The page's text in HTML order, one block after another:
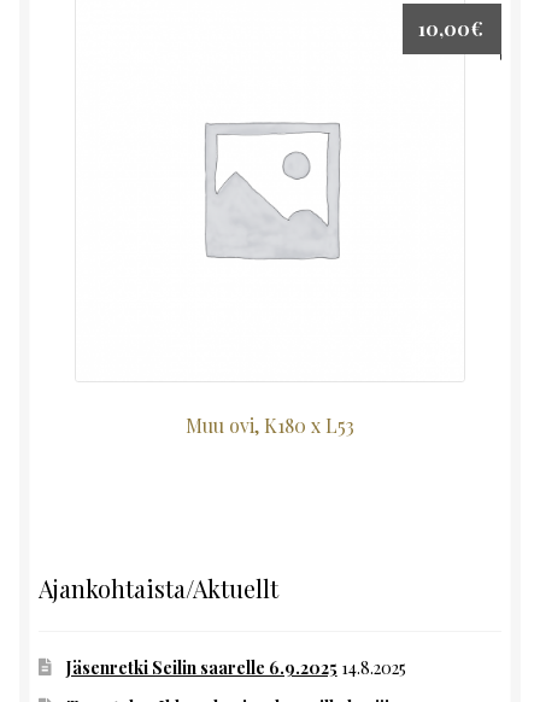
Muu ovi, K180 x L53
10,00€
Ajankohtaista/Aktuellt
Jäsenretki Seilin saarelle 6.9.2025 14.8.2025